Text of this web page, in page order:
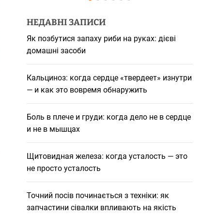
НЕДАВНІ ЗАПИСИ
Як позбутися запаху риби на руках: дієві
домашні засоби
Кальциноз: когда сердце «твердеет» изнутри
— и как это вовремя обнаружить
Боль в плече и груди: когда дело не в сердце
и не в мышцах
Щитовидная железа: когда усталость — это
не просто усталость
Точний посів починається з техніки: як
запчастини сівалки впливають на якість